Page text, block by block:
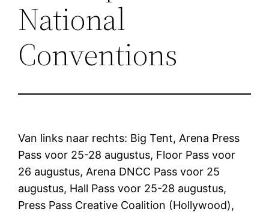
National
Conventions
Van links naar rechts: Big Tent, Arena Press
Pass voor 25-28 augustus, Floor Pass voor
26 augustus, Arena DNCC Pass voor 25
augustus, Hall Pass voor 25-28 augustus,
Press Pass Creative Coalition (Hollywood),